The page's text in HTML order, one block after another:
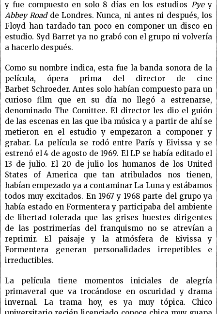
y fue compuesto en solo 8 días en los estudios Pyey
Abbey Roadde Londres. Nunca, ni antes ni después, los
Floyd han tardado tan poco en componer un disco en
estudio. Syd Barret ya no grabó con el grupo ni volvería
a hacerlo después.
Como su nombre indica, esta fue la banda sonora de la
película, ópera prima del director de cine
Barbet Schroeder. Antes solo habían compuesto para un
curioso film que en su día no llegó a estrenarse,
denominado The Comittee. El director les dio el guión
de las escenas en las que iba música y a partir de ahí se
metieron en el estudio y empezaron a componer y
grabar. La película se rodó entre París y Eivissa y se
estrenó el 4 de agosto de 1969. El LP se había editado el
13 de julio. El 20 de julio los humanos de los United
States of America que tan atribulados nos tienen,
habían empezado ya a contaminar La Luna y estábamos
todos muy excitados. En 1967 y 1968 parte del grupo ya
había estado en Formentera y participaba del ambiente
de libertad tolerada que las grises huestes dirigentes
de las postrimerías del franquismo no se atrevían a
reprimir. El paisaje y la atmósfera de Eivissa y
Formentera generan personalidades irrepetibles e
irreductibles.
La película tiene momentos iniciales de alegría
primaveral que va trocándose en oscuridad y drama
invernal. La trama hoy, es ya muy tópica. Chico